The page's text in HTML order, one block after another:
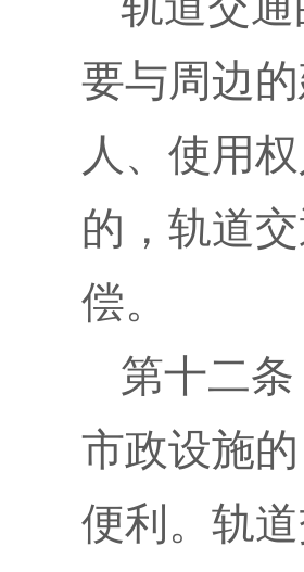
要与周边
人、使用
的，轨道
偿。
第十二
市政设施
便利。轨